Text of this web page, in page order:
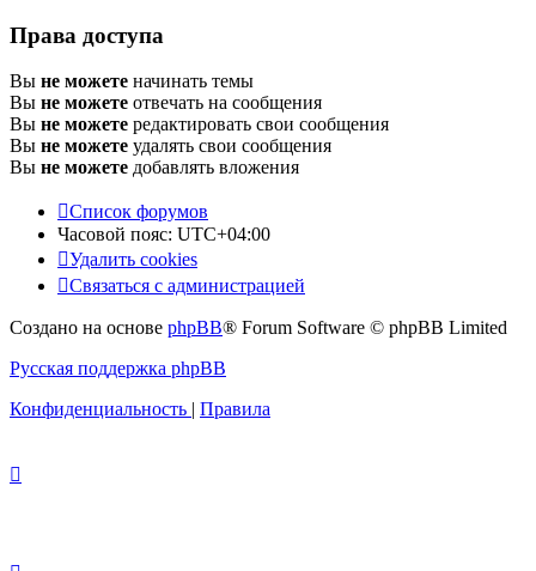
Права доступа
Вы не можете начинать темы
Вы не можете отвечать на сообщения
Вы не можете редактировать свои сообщения
Вы не можете удалять свои сообщения
Вы не можете добавлять вложения
Список форумов
Часовой пояс: UTC+04:00
Удалить cookies
Связаться с администрацией
Создано на основе phpBB® Forum Software © phpBB Limited
Русская поддержка phpBB
Конфиденциальность | Правила